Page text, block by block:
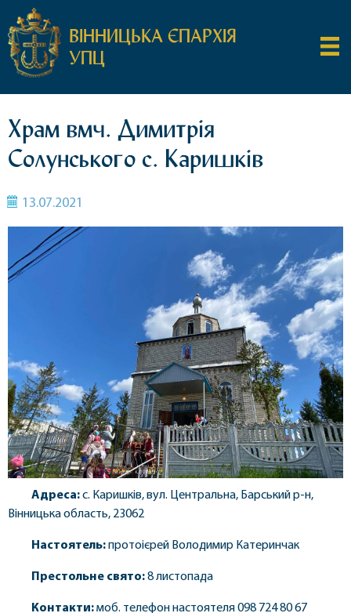
ВІННИЦЬКА ЄПАРХІЯ
УПЦ
Храм вмч. Димитрія
Солунського с. Каришків
13.07.2021
Адреса:с. Каришків, вул. Центральна, Барський р-н,
Вінницька область, 23062
Настоятель:протоієрей Володимир Катеринчак
Престольне свято:8 листопада
Контакти:моб. телефон настоятеля 098 724 80 67